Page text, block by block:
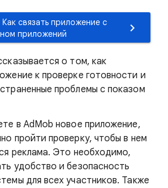
связать приложение с
приложений
о том, как
к проверке готовности и
проблемы с показом
в AdMob новое приложение,
пройти проверку, чтобы в нем
реклама. Это необходимо,
удобство и безопасность
для всех участников. Также